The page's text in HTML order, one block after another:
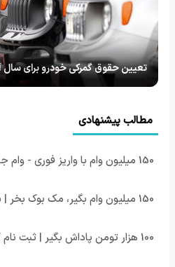
تعیین حقوق گمرکی خودرو برای سال
مطالب پیشنهادی
150 میلیون وام با واریز فوری - وام جدید تکنولایف
150 میلیون وام بگیر، مک بوک بخر | با یک برگ چک
100 هزار تومن پاداش بگیر | ثبت نام کن